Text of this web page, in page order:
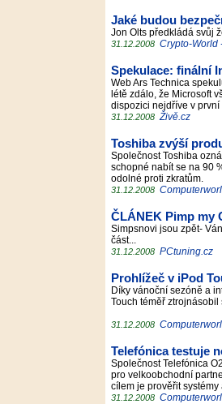
Jaké budou
Jon Olts předkládá svůj
31.12.2008 Crypto-World
Spekulace: finální
Web Ars Technica
létě zdálo, že Microsoft
dispozici nejdříve v první
31.12.2008 Živě.cz
Toshiba zvýší
Společnost Toshiba
schopné nabít se na 90
odolné proti zkratům.
31.12.2008
ČLÁNEK Pimp my
Simpsnovi jsou zpět-
část...
31.12.2008 PCtuning.cz
Prohlížeč v iPod
Díky vánoční sezóně a
Touch téměř
31.12.2008
Telefónica testuje
Společnost Telefónica
pro velkoobchodní
cílem je prověřit systémy
31.12.2008